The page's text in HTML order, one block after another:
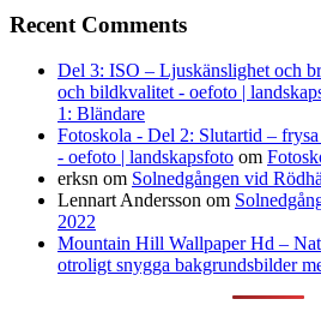
Recent Comments
Del 3: ISO – Ljuskänslighet och
och bildkvalitet - oefoto |
1: Bländare
Fotoskola - Del 2: Slutartid –
- oefoto | landskapsfoto om
erksn om Solnedgången vid
Lennart Andersson om
2022
Mountain Hill Wallpaper Hd –
otroligt snygga bakgrundsbilder